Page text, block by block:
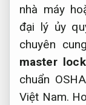
nhà máy
đại lý ủy
chuyên
master lock
chuẩn
Việt Nam.